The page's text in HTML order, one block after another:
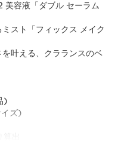
美容液「ダブル セーラム
スト「フィックス メイク
叶える、クラランスのベ
)
ズ)